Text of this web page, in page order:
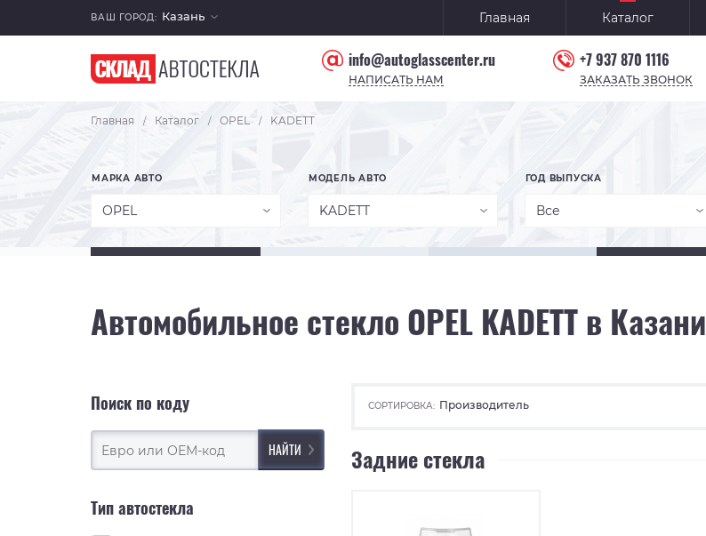
ВАШ ГОРОД: Казань Главная Каталог
info@autoglasscenter.ru
НАПИСАТЬ НАМ
+7 937 870 1116
ЗАКАЗАТЬ ЗВОНОК
Главная / Каталог / OPEL / KADETT
МАРКА АВТО
OPEL
МОДЕЛЬ АВТО
KADETT
ГОД ВЫПУСКА
Все
Автомобильное стекло OPEL KADETT в Казани
Поиск по коду
Тип автостекла
СОРТИРОВКА: Производитель
Задние стекла